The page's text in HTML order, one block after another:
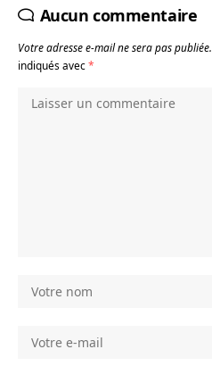
Aucun commentaire
Votre adresse e-mail ne sera pas publiée.
indiqués avec*